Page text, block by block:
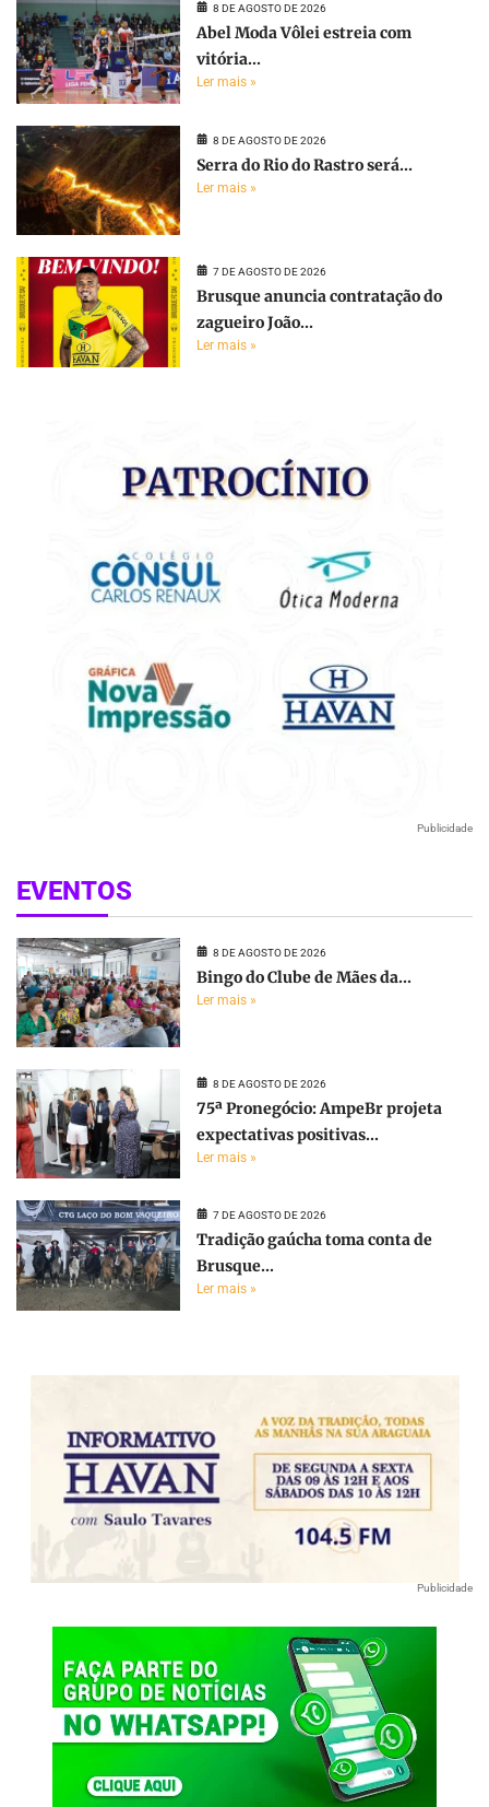
8 DE AGOSTO DE 2026
Abel Moda Vôlei estreia com
vitória...
Ler mais »
8 DE AGOSTO DE 2026
Serra do Rio do Rastro será...
Ler mais »
7 DE AGOSTO DE 2026
Brusque anuncia contratação do
zagueiro João...
Ler mais »
Publicidade
EVENTOS
8 DE AGOSTO DE 2026
Bingo do Clube de Mães da...
Ler mais »
8 DE AGOSTO DE 2026
75ª Pronegócio: AmpeBr projeta
expectativas positivas...
Ler mais »
7 DE AGOSTO DE 2026
Tradição gaúcha toma conta de
Brusque...
Ler mais »
Publicidade